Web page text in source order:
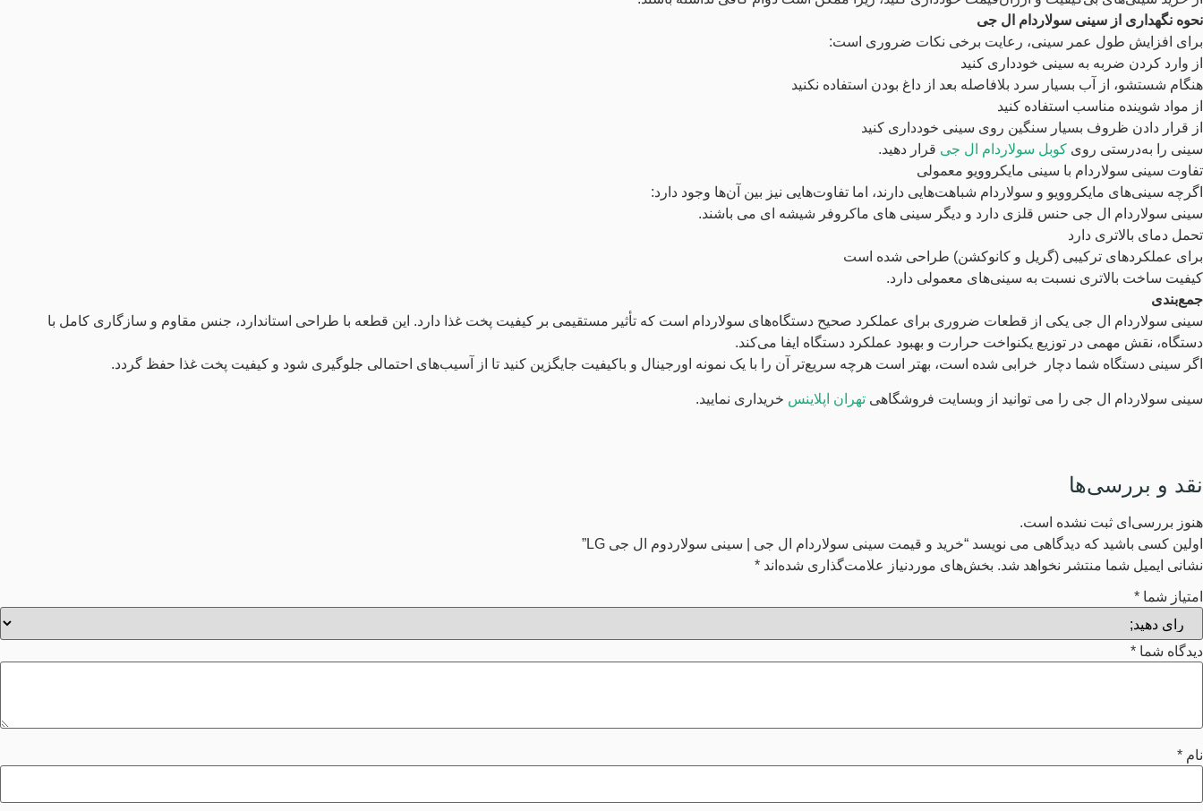
نحوه نگهداری از سینی سولاردام ال جی
برای افزایش طول عمر سینی، رعایت برخی نکات ضروری است:
از وارد کردن ضربه به سینی خودداری کنید
هنگام شستشو، از آب بسیار سرد بلافاصله بعد از داغ بودن استفاده نکنید
از مواد شوینده مناسب استفاده کنید
از قرار دادن ظروف بسیار سنگین روی سینی خودداری کنید
سینی را به‌درستی روی کوبل سولاردام ال جی قرار دهید.
تفاوت سینی سولاردام با سینی مایکروویو معمولی
اگرچه سینی‌های مایکروویو و سولاردام شباهت‌هایی دارند، اما تفاوت‌هایی نیز بین آن‌ها وجود دارد:
سینی سولاردام ال جی حنس قلزی دارد و دیگر سینی های ماکروفر شیشه ای می باشند.
تحمل دمای بالاتری دارد
برای عملکردهای ترکیبی (گریل و کانوکشن) طراحی شده است
کیفیت ساخت بالاتری نسبت به سینی‌های معمولی دارد.
جمع‌بندی
سینی سولاردام ال جی یکی از قطعات ضروری برای عملکرد صحیح دستگاه‌های سولاردام است که تأثیر مستقیمی بر کیفیت پخت غذا دارد. این قطعه با طراحی استاندارد، جنس مقاوم و سازگاری کامل با
دستگاه، نقش مهمی در توزیع یکنواخت حرارت و بهبود عملکرد دستگاه ایفا می‌کند.
اگر سینی دستگاه شما دچار خرابی شده است، بهتر است هرچه سریع‌تر آن را با یک نمونه اورجینال و باکیفیت جایگزین کنید تا از آسیب‌های احتمالی جلوگیری شود و کیفیت پخت غذا حفظ گردد.
سینی سولاردام ال جی را می توانید از وبسایت فروشگاهی تهران اپلاینس خریداری نمایید.
نقد و بررسی‌ها
هنوز بررسی‌ای ثبت نشده است.
اولین کسی باشید که دیدگاهی می نویسد “خرید و قیمت سینی سولاردام ال جی | سینی سولاردوم ال جی LG”
نشانی ایمیل شما منتشر نخواهد شد. بخش‌های موردنیاز علامت‌گذاری شده‌اند *
امتیاز شما *
دیدگاه شما *
نام *